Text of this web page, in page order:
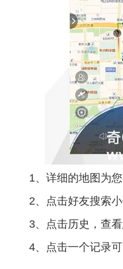
1、详细的地图为您
2、点击好友搜索小
3、点击历史，查看
4、点击一个记录可